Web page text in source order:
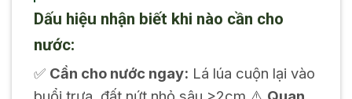
Dấu hiệu nhận biết khi nào cần cho
nước:
✅ Cần cho nước ngay: Lá lúa cuộn lại vào